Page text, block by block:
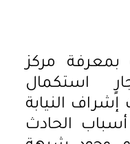
بمعرفة مركز
استكمال
إشراف النيابة
الحادث